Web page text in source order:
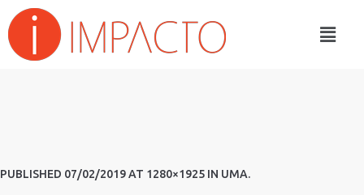
PUBLISHED 07/02/2019AT 1280×1925 IN UMA.